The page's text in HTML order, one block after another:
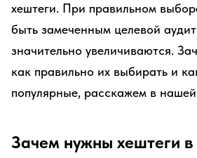
хештеги. При правильном
быть замеченным целевой
значительно увеличиваются.
как правильно их выбирать и
популярные, расскажем в нашей
Зачем нужны хештеги в